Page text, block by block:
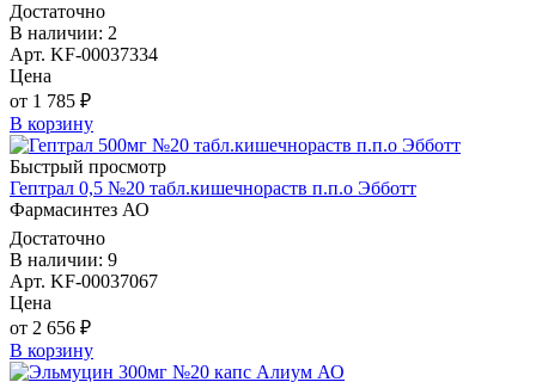
Достаточно
В наличии: 2
Арт. KF-00037334
Цена
от 1 785 ₽
В корзину
Быстрый просмотр
Гептрал 0,5 №20 табл.кишечнораств п.п.о Эбботт
Фармасинтез АО
Достаточно
В наличии: 9
Арт. KF-00037067
Цена
от 2 656 ₽
В корзину